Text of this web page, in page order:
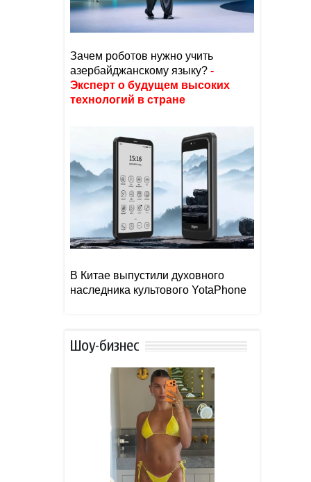
Зачем роботов нужно учить
азербайджанскому языку? -
Эксперт о будущем высоких
технологий в стране
В Китае выпустили духовного
наследника культового YotaPhone
Шоу-бизнес